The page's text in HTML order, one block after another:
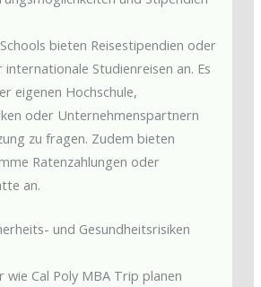
bieten Reisestipendien oder
Studienreisen an. Es
eigenen Hochschule,
oder Unternehmenspartnern
zu fragen. Zudem bieten
Ratenzahlungen oder
an.
und Gesundheitsrisiken
wie Cal Poly MBA Trip planen